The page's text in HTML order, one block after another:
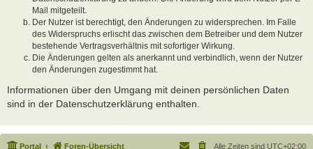
Mail mitgeteilt.
Der Nutzer ist berechtigt, den Änderungen zu widersprechen. Im Falle
des Widerspruchs erlischt das zwischen dem Betreiber und dem Nutzer
bestehende Vertragsverhältnis mit sofortiger Wirkung.
Die Änderungen gelten als anerkannt und verbindlich, wenn der Nutzer
den Änderungen zugestimmt hat.
Informationen über den Umgang mit deinen persönlichen Daten
sind in der Datenschutzerklärung enthalten.
Portal Foren-Übersicht Alle Zeiten sind UTC+02:00